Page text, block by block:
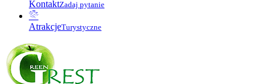
KontaktZadaj pytanie
AtrakcjeTurystyczne